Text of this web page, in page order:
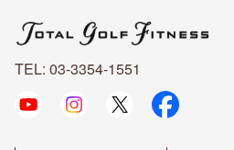
TEL: 03-3354-1551